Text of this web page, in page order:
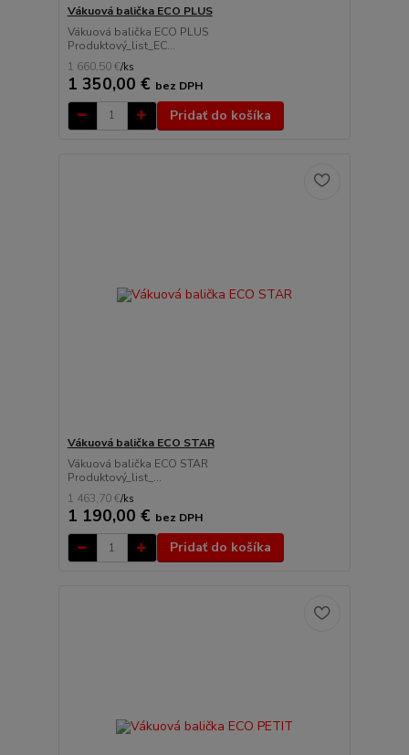
Vákuová balička ECO PLUS
Vákuová balička ECO PLUS
Produktový_list_EC...
1 660,50 €/ks
1 350,00 € bez DPH
Pridať do košíka
Vákuová balička ECO STAR
Vákuová balička ECO STAR
Produktový_list_...
1 463,70 €/ks
1 190,00 € bez DPH
Pridať do košíka